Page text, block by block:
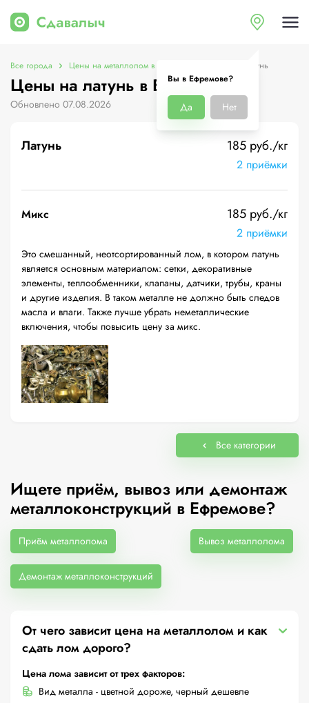
Вы в Ефремове?
Да Нет
Все города Цены на металлолом в Ефремове Цены на латунь
Цены на латунь в Ефремове
Обновлено 07.08.2026
Латунь 185 руб./кг
2 приёмки
Микс 185 руб./кг
2 приёмки
Это смешанный, неотсортированный лом, в котором латунь
является основным материалом: сетки, декоративные
элементы, теплообменники, клапаны, датчики, трубы, краны
и другие изделия. В таком металле не должно быть следов
масла и влаги. Также лучше убрать неметаллические
включения, чтобы повысить цену за микс.
Все категории
Ищете приём, вывоз или демонтаж
металлоконструкций в Ефремове?
Приём металлолома Вывоз металлолома
Демонтаж металлоконструкций
От чего зависит цена на металлолом и как
сдать лом дорого?
Цена лома зависит от трех факторов:
Вид металла - цветной дороже, черный дешевле